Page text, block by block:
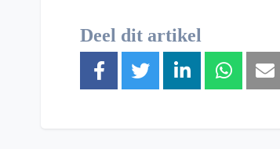
Deel dit artikel